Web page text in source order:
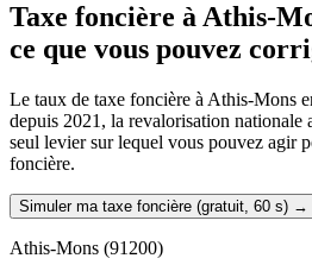
Taxe foncière àAthis-
ce que vous pouvez
Le taux de taxe foncière à Athis-Mons
depuis 2021, la revalorisation nationale
seul levier sur lequel vous pouvez agir
foncière.
Simuler ma taxe foncière (gratuit, 60 s) →
Athis-Mons (91200)